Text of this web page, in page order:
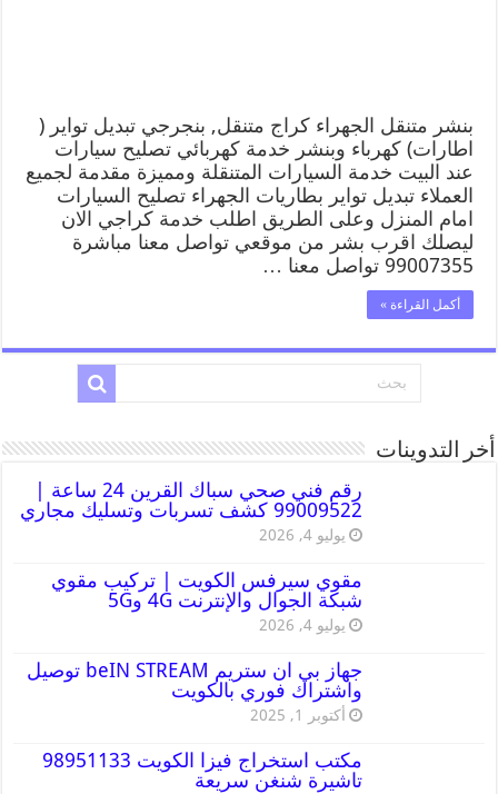
بنشر متنقل الجهراء كراج متنقل, بنجرجي تبديل تواير (
اطارات) كهرباء وبنشر خدمة كهربائي تصليح سيارات
عند البيت خدمة السيارات المتنقلة ومميزة مقدمة لجميع
العملاء تبديل تواير بطاريات الجهراء تصليح السيارات
امام المنزل وعلى الطريق اطلب خدمة كراجي الان
ليصلك اقرب بشر من موقعي تواصل معنا مباشرة
99007355 تواصل معنا …
أكمل القراءة »
أخر التدوينات
رقم فني صحي سباك القرين 24 ساعة |
99009522 كشف تسربات وتسليك مجاري
يوليو 4, 2026
مقوي سيرفس الكويت | تركيب مقوي
شبكة الجوال والإنترنت 4G و5G
يوليو 4, 2026
جهاز بي ان ستريم beIN STREAM توصيل
واشتراك فوري بالكويت
أكتوبر 1, 2025
مكتب استخراج فيزا الكويت 98951133
تاشيرة شنغن سريعة